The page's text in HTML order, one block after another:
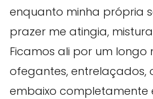
enquanto minha própria
prazer me atingia,
Ficamos ali por um longo
ofegantes, entrelaçados,
embaixo completamente